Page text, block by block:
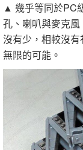
▲ 幾乎等同於PC
孔、喇叭與麥克
沒有少，相較沒
無限的可能。